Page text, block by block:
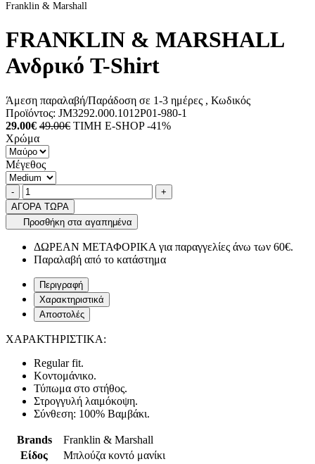
Franklin & Marshall
FRANKLIN & MARSHALL
Ανδρικό T-Shirt
Άμεση παραλαβή/Παράδοση σε 1-3 ημέρες , Κωδικός
Προϊόντος: JM3292.000.1012P01-980-1
29.00€ 49.00€ ΤΙΜΗ E-SHOP -41%
Χρώμα
Μέγεθος
Ποσότητα
-product.increase.quantity +
ΑΓΟΡΑ ΤΩΡΑ
Προσθήκη στα αγαπημένα
ΔΩΡΕΑΝ ΜΕΤΑΦΟΡΙΚΑ για παραγγελίες άνω των 60€.
Παραλαβή από το κατάστημα
Περιγραφή
Χαρακτηριστικά
Αποστολές
ΧΑΡΑΚΤΗΡΙΣΤΙΚΑ:
Regular fit.
Κοντομάνικο.
Τύπωμα στο στήθος.
Στρογγυλή λαιμόκοψη.
Σύνθεση: 100% Βαμβάκι.
Brands
Franklin & Marshall
Είδος
Μπλούζα κοντό μανίκι